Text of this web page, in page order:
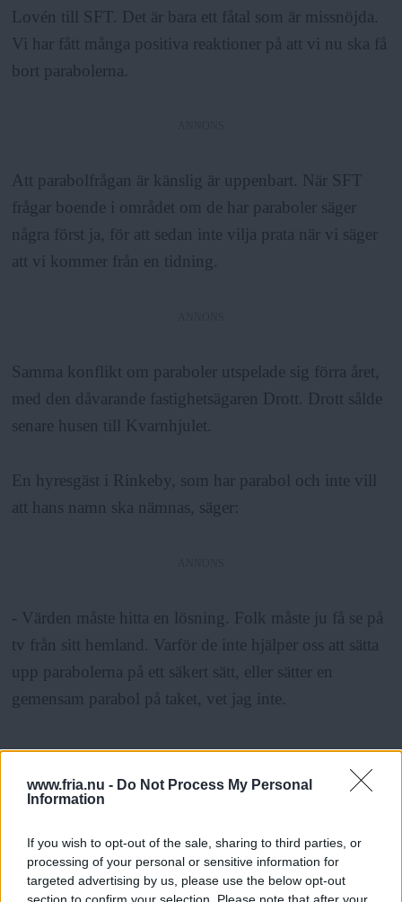
www.fria.nu - Do Not Process My Personal
Information
If you wish to opt-out of the sale, sharing to third parties, or
processing of your personal or sensitive information for
targeted advertising by us, please use the below opt-out
Lovén till SFT. Det är bara ett fåtal som är missnöjda.
Vi har fått många positiva reaktioner på att vi nu ska få
bort parabolerna.
Att parabolfrågan är känslig är uppenbart. När SFT
frågar boende i området om de har paraboler säger
några först ja, för att sedan inte vilja prata när vi säger
att vi kommer från en tidning.
Samma konflikt om paraboler utspelade sig förra året,
med den dåvarande fastighetsägaren Drott. Drott sålde
senare husen till Kvarnhjulet.
En hyresgäst i Rinkeby, som har parabol och inte vill
att hans namn ska nämnas, säger:
- Värden måste hitta en lösning. Folk måste ju få se på
tv från sitt hemland. Varför de inte hjälper oss att sätta
upp parabolerna på ett säkert sätt, eller sätter en
gemensam parabol på taket, vet jag inte.
ANNONS
Anledningen till att Kvarnhjulet inte erbjuder en
gemensam parabol är att man då bryter mot sitt avtal
med UPC, som levererar 70 kanaler till de boende. Det
får de boende betala 1 000 kr i månaden för.